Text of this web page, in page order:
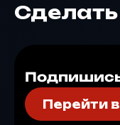
Перейти